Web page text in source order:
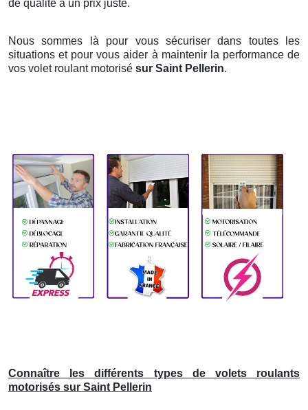
de qualité à un prix juste.
Nous sommes là pour vous sécuriser dans toutes les
situations et pour vous aider à maintenir la performance de
vos volet roulant motorisé sur Saint Pellerin.
Connaître les différents types de volets roulants
motorisés sur Saint Pellerin